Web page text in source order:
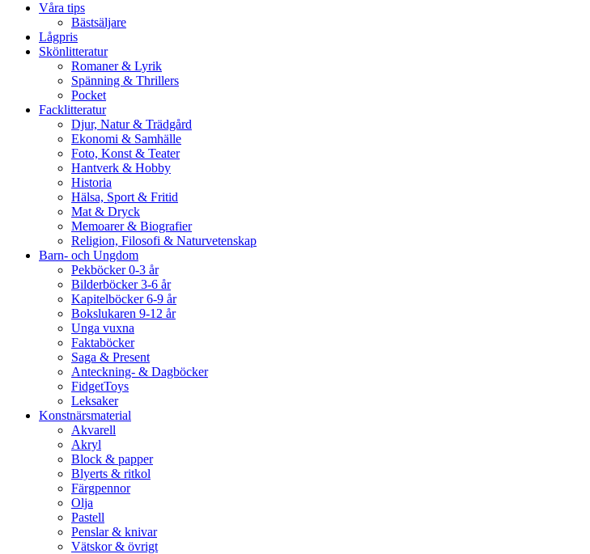
Våra tips
Bästsäljare
Lågpris
Skönlitteratur
Romaner & Lyrik
Spänning & Thrillers
Pocket
Facklitteratur
Djur, Natur & Trädgård
Ekonomi & Samhälle
Foto, Konst & Teater
Hantverk & Hobby
Historia
Hälsa, Sport & Fritid
Mat & Dryck
Memoarer & Biografier
Religion, Filosofi & Naturvetenskap
Barn- och Ungdom
Pekböcker 0-3 år
Bilderböcker 3-6 år
Kapitelböcker 6-9 år
Bokslukaren 9-12 år
Unga vuxna
Faktaböcker
Saga & Present
Anteckning- & Dagböcker
FidgetToys
Leksaker
Konstnärsmaterial
Akvarell
Akryl
Block & papper
Blyerts & ritkol
Färgpennor
Olja
Pastell
Penslar & knivar
Vätskor & övrigt